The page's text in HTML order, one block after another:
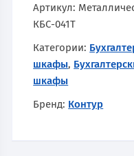
Артикул:
КБС-041Т
Категории:
шкафы,
шкафы
Бренд: Контур